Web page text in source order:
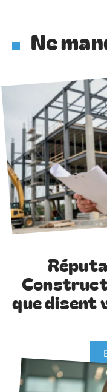
Ne
que disent